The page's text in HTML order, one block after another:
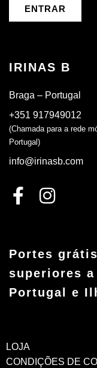
ENTRAR
IRINAS B
Braga – Portugal
+351 917949012
(Chamada para a rede
Portugal)
info@irinasb.com
Portes
superiores a
Portugal e
LOJA
CONDIÇÕES DE